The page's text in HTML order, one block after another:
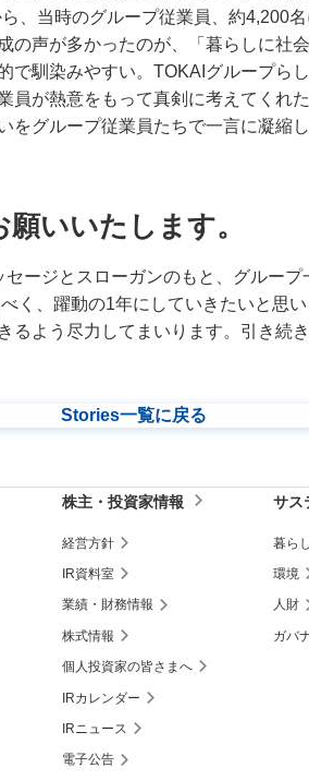
、当時のグループ従業員、約4,200
の声が多かったのが、「暮らしに社
で馴染みやすい。TOKAIグループら
員が熱意をもって真剣に考えてくれ
をグループ従業員たちで一言に凝縮
いいたします。
ージとスローガンのもと、グルー
く、躍動の1年にしていきたいと思
るよう尽力してまいります。引き続
Stories一覧に戻る
株主・投資家情報
経営方針
IR資料室
業績・財務情報
株式情報
個人投資家の皆さまへ
IRカレンダー
IRニュース
電子公告
サス
暮らし
環境
人財
ガバ